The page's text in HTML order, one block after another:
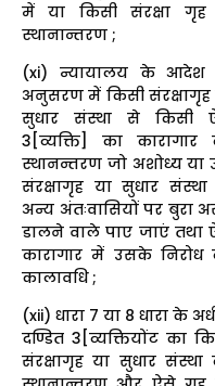
में या किसी संरक्षा
स्थानान्तरण ;
(xi) न्यायालय के
अनुसरण में किसी संरक्षागृह
सुधार संस्था से किसी
3[व्यक्ति] का कारागार
स्थानन्तरण जो अशोध्य या
संरक्षागृह या सुधार
अन्य अंतःवासियों पर बुरा
डालने वाले पाए जाएं तथा
कारागार में उसके निरोध
कालावधि ;
(xii) धारा 7 या 8 धारा के
दण्डित 3[व्यक्तियोंट का
संरक्षागृह या सुधार संस्था